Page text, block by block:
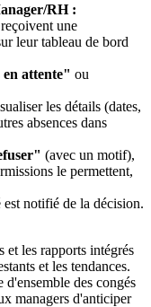
RH :
une
leur tableau de bord
attente" ou
les détails (dates,
absences dans
(avec un motif),
le permettent,
notifié de la décision.
et les rapports intégrés
et les tendances.
des congés
managers d'anticiper